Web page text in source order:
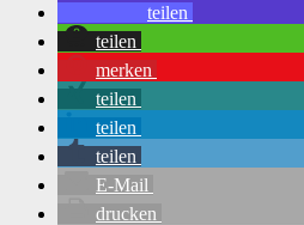
teilen
teilen
merken
teilen
teilen
teilen
E-Mail
drucken